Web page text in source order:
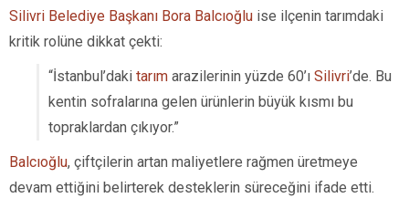
Silivri Belediye Başkanı Bora Balcıoğlu ise ilçenin tarımdaki
kritik rolüne dikkat çekti:
“İstanbul’daki tarım arazilerinin yüzde 60’ı Silivri’de. Bu
kentin sofralarına gelen ürünlerin büyük kısmı bu
topraklardan çıkıyor.”
Balcıoğlu, çiftçilerin artan maliyetlere rağmen üretmeye
devam ettiğini belirterek desteklerin süreceğini ifade etti.